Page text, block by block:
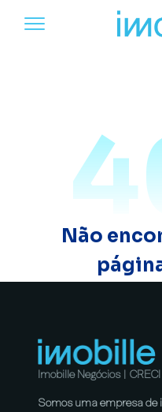
Não
Imobille Negócios |
Somos uma empresa de